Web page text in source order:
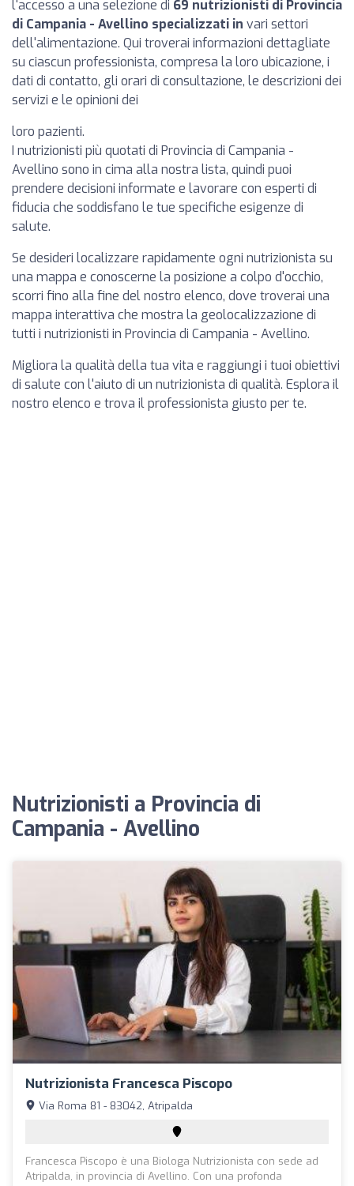
l'accesso a una selezione di 69 nutrizionisti di Provincia
di Campania - Avellino specializzati in vari settori
dell'alimentazione. Qui troverai informazioni dettagliate
su ciascun professionista, compresa la loro ubicazione, i
dati di contatto, gli orari di consultazione, le descrizioni dei
servizi e le opinioni dei
loro pazienti.
I nutrizionisti più quotati di Provincia di Campania -
Avellino sono in cima alla nostra lista, quindi puoi
prendere decisioni informate e lavorare con esperti di
fiducia che soddisfano le tue specifiche esigenze di
salute.
Se desideri localizzare rapidamente ogni nutrizionista su
una mappa e conoscerne la posizione a colpo d'occhio,
scorri fino alla fine del nostro elenco, dove troverai una
mappa interattiva che mostra la geolocalizzazione di
tutti i nutrizionisti in Provincia di Campania - Avellino.
Migliora la qualità della tua vita e raggiungi i tuoi obiettivi
di salute con l'aiuto di un nutrizionista di qualità. Esplora il
nostro elenco e trova il professionista giusto per te.
Nutrizionisti a Provincia di
Campania - Avellino
Nutrizionista Francesca Piscopo
Via Roma 81 - 83042, Atripalda
Francesca Piscopo è una Biologa Nutrizionista con sede ad
Atripalda, in provincia di Avellino. Con una profonda